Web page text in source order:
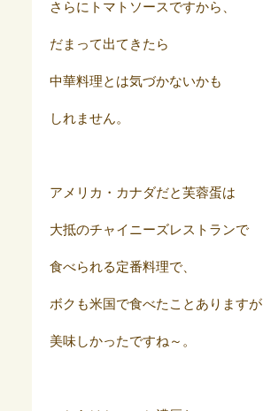
さらにトマトソースですから、
だまって出てきたら
中華料理とは気づかないかも
しれません。
アメリカ・カナダだと芙蓉蛋は
大抵のチャイニーズレストランで
食べられる定番料理で、
ボクも米国で食べたことありますが
美味しかったですね～。